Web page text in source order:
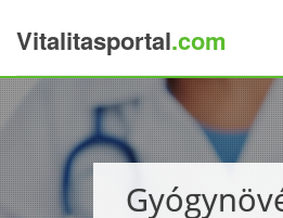
Vitalitasportal.com
×